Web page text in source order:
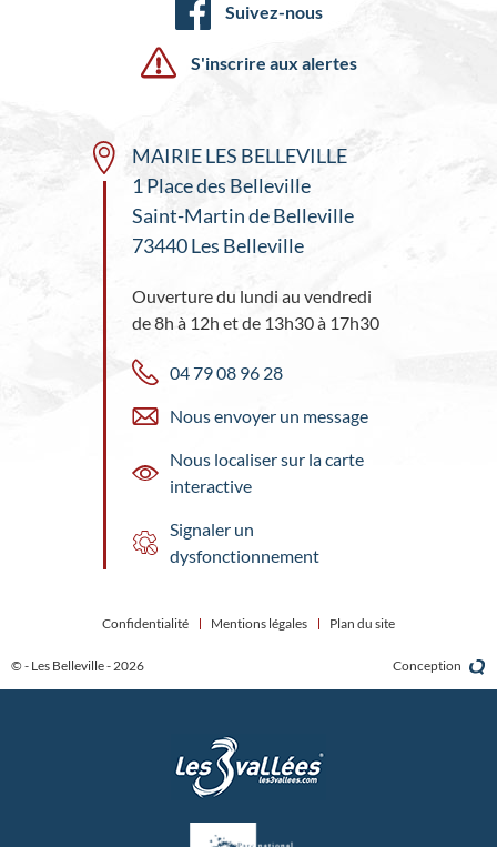
Suivez-nous
S'inscrire aux alertes
MAIRIE LES BELLEVILLE
1 Place des Belleville
Saint-Martin de Belleville
73440 Les Belleville
Ouverture du lundi au vendredi
de 8h à 12h et de 13h30 à 17h30
04 79 08 96 28
Nous envoyer un message
Nous localiser sur la carte
interactive
Signaler un
dysfonctionnement
© - Les Belleville - 2026
Confidentialité Mentions légales Plan du site
Conception